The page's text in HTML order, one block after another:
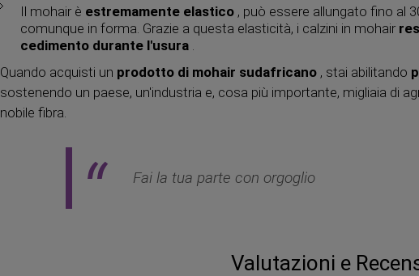
Il mohair è estremamente elastico , può essere allungato fino al
comunque in forma. Grazie a questa elasticità, i calzini in mohair
cedimento durante l'usura .
Quando acquisti un prodotto di mohair sudafricano , stai abilitando
sostenendo un paese, un'industria e, cosa più importante, migliaia di
nobile fibra.
Fai la tua parte con orgoglio
Valutazioni e